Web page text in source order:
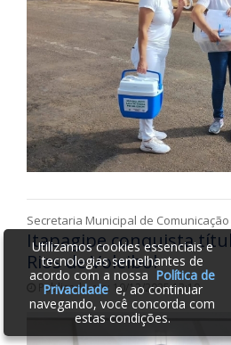
Secretaria Municipal de Comunicação
Itapagipe conquista
Rios de Voleibol
Publicado em: 10/12/2025 13:19
Utilizamos cookies essenciais e
tecnologias semelhantes de
acordo com a nossa Política de
Privacidadee, ao continuar
navegando, você concorda com
estas condições.